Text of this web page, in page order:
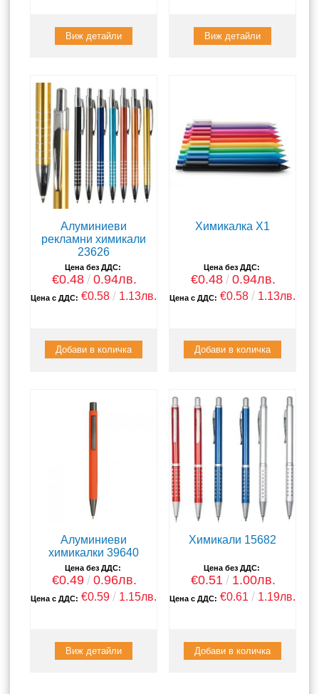
Виж детайли Виж детайли
Алуминиеви
рекламни химикали
23626
Цена без ДДС:
€0.48 0.94лв.
Цена с ДДС: €0.58 1.13лв.
Химикалка X1
Цена без ДДС:
€0.48 0.94лв.
Цена с ДДС: €0.58 1.13лв.
Алуминиеви
химикалки 39640
Цена без ДДС:
€0.49 0.96лв.
Цена с ДДС: €0.59 1.15лв.
Виж детайли
Химикали 15682
Цена без ДДС:
€0.51 1.00лв.
Цена с ДДС: €0.61 1.19лв.